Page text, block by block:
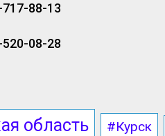
717-88-13
520-08-28
область #Курск